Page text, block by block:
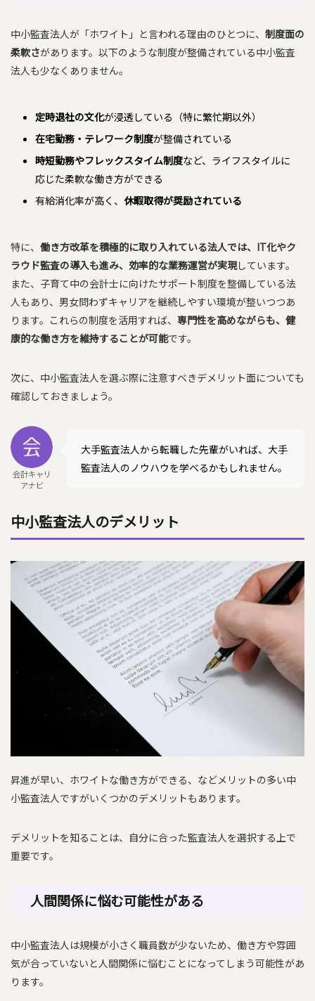
中小監査法人が「ホワイト」と言われる理由のひとつに、 制度面の
柔軟さがあります。以下のような制度が整備されている中小監査
法人も少なくありません。
定時退社の文化が浸透している（特に繁忙期以外）
在宅勤務・テレワーク制度が整備されている
時短勤務やフレックスタイム制度など、ライフスタイルに
応じた柔軟な働き方ができる
有給消化率が高く、 休暇取得が奨励されている
特に、 働き方改革を積極的に取り入れている法人では、IT化やク
ラウド監査の導入も進み、効率的な業務運営が実現しています。
また、子育て中の会計士に向けたサポート制度を整備している法
人もあり、男女問わずキャリアを継続しやすい環境が整いつつあ
ります。これらの制度を活用すれば、 専門性を高めながらも、健
康的な働き方を維持することが可能です。
次に、中小監査法人を選ぶ際に注意すべきデメリット面についても
確認しておきましょう。
会計キャリ
アナビ
大手監査法人から転職した先輩がいれば、大手
監査法人のノウハウを学べるかもしれません。
中小監査法人のデメリット
昇進が早い、ホワイトな働き方ができる、などメリットの多い中
小監査法人ですがいくつかのデメリットもあります。
デメリットを知ることは、自分に合った監査法人を選択する上で
重要です。
人間関係に悩む可能性がある
中小監査法人は規模が小さく職員数が少ないため、働き方や雰囲
気が合っていないと人間関係に悩むことになってしまう可能性があ
ります。